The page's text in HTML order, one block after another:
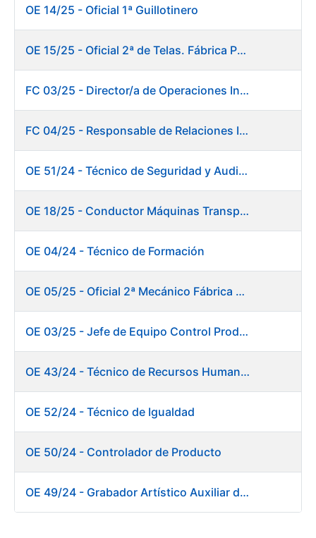
OE 14/25 - Oficial 1ª Guillotinero
OE 15/25 - Oficial 2ª de Telas. Fábrica Papel
FC 03/25 - Director/a de Operaciones Industriales
FC 04/25 - Responsable de Relaciones Institucionales y Coordinación de Presidencia
OE 51/24 - Técnico de Seguridad y Auditoría Informática
OE 18/25 - Conductor Máquinas Transportadoras Elevadoras. Fábrica Papel
OE 04/24 - Técnico de Formación
OE 05/25 - Oficial 2ª Mecánico Fábrica Papel
OE 03/25 - Jefe de Equipo Control Productivo. Fábrica Papel
OE 43/24 - Técnico de Recursos Humanos
OE 52/24 - Técnico de Igualdad
OE 50/24 - Controlador de Producto
OE 49/24 - Grabador Artístico Auxiliar de Originales